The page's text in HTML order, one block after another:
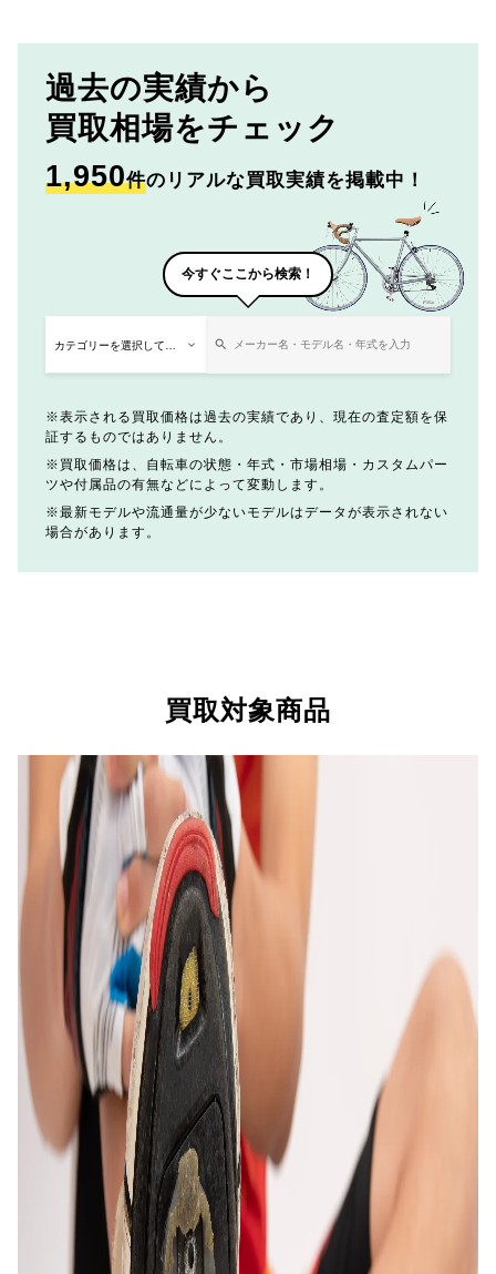
過去の実績から
買取相場をチェック
1,950件のリアルな買取実績を掲載中！
今すぐここから検索！
表示される買取価格は過去の実績であり、現在の査定額を保
証するものではありません。
買取価格は、自転車の状態・年式・市場相場・カスタムパー
ツや付属品の有無などによって変動します。
最新モデルや流通量が少ないモデルはデータが表示されない
場合があります。
買取対象商品